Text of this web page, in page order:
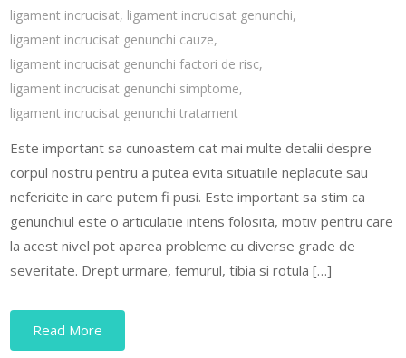
ligament incrucisat, ligament incrucisat genunchi,
ligament incrucisat genunchi cauze,
ligament incrucisat genunchi factori de risc,
ligament incrucisat genunchi simptome,
ligament incrucisat genunchi tratament
Este important sa cunoastem cat mai multe detalii despre
corpul nostru pentru a putea evita situatiile neplacute sau
nefericite in care putem fi pusi. Este important sa stim ca
genunchiul este o articulatie intens folosita, motiv pentru care
la acest nivel pot aparea probleme cu diverse grade de
severitate. Drept urmare, femurul, tibia si rotula […]
Read More